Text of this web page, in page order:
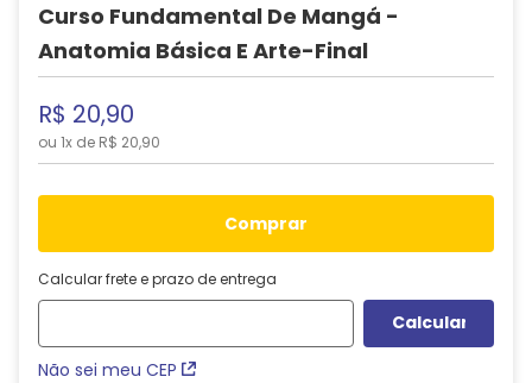
Curso Fundamental De Mangá -
Anatomia Básica E Arte-Final
R$ 20,90
ou 1x de R$ 20,90
comprar
Calcular frete e prazo de entrega
Não sei meu CEP